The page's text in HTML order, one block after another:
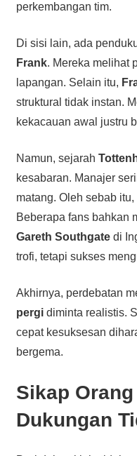
perkembangan tim.
Di sisi lain, ada
Frank. Mereka melihat
lapangan. Selain itu,
struktural tidak instan.
kekacauan awal justru
Namun, sejarah
kesabaran. Manajer
matang. Oleh sebab
Beberapa fans bahkan
Gareth Southgatedi
trofi, tetapi sukses
Akhirnya, perdebatan
pergidiminta realistis.
cepat kesuksesan
bergema.
Sikap
Dukungan